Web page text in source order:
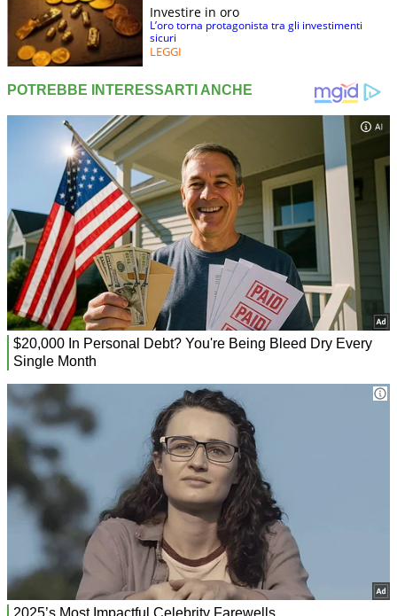
Investire in oro
L’oro torna protagonista tra gli investimenti
sicuri
LEGGI